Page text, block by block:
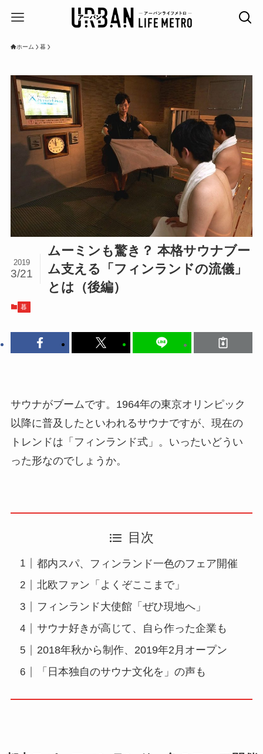
ホーム 暮
ムーミンも驚き？ 本格サウナブー
ム支える「フィンランドの流儀」
とは（後編）
2019
3/21
暮
サウナがブームです。1964年の東京オリンピック
以降に普及したといわれるサウナですが、現在の
トレンドは「フィンランド式」。いったいどうい
った形なのでしょうか。
目次
都内スパ、フィンランド一色のフェア開催
北欧ファン「よくぞここまで」
フィンランド大使館「ぜひ現地へ」
サウナ好きが高じて、自ら作った企業も
2018年秋から制作、2019年2月オープン
「日本独自のサウナ文化を」の声も